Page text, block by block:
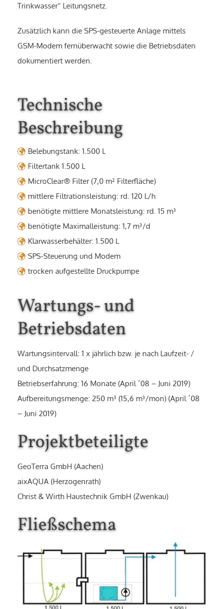
Trinkwasser“ Leitungsnetz.
Zusätzlich kann die SPS-gesteuerte Anlage mittels
GSM-Modem fernüberwacht sowie die Betriebsdaten
dokumentiert werden.
Technische
Beschreibung
Belebungstank: 1.500 L
Filtertank 1.500 L
MicroClear® Filter (7,0 m² Filterfläche)
mittlere Filtrationsleistung: rd. 120 L/h
benötigte mittlere Monatsleistung: rd. 15 m³
benötigte Maximalleistung: 1,7 m³/d
Klarwasserbehälter: 1.500 L
SPS-Steuerung und Modem
trocken aufgestellte Druckpumpe
Wartungs- und
Betriebsdaten
Wartungsintervall: 1 x jährlich bzw. je nach Laufzeit- /
und Durchsatzmenge
Betriebserfahrung: 16 Monate (April ´08 – Juni 2019)
Aufbereitungsmenge: 250 m³ (15,6 m³/mon) (April ´08
– Juni 2019)
Projektbeteiligte
GeoTerra GmbH (Aachen)
aixAQUA (Herzogenrath)
Christ & Wirth Haustechnik GmbH (Zwenkau)
Fließschema